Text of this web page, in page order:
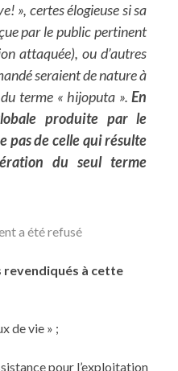
», certes élogieuse si sa
par le public pertinent
attaquée), ou d’autres
seraient de nature à
terme « hijoputa ».En
produite par le
pas de celle qui résulte
du seul terme
a été refusé
à cette
de vie » ;
pour l’exploitation